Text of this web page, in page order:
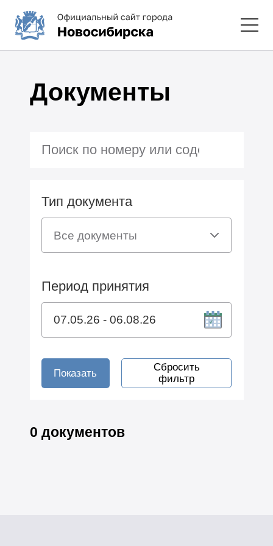
Документы
Тип документа
Период принятия
Показать
Сбросить
фильтр
0 документов